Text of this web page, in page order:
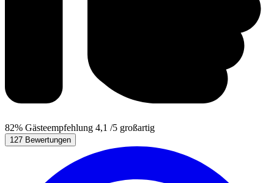
82% Gästeempfehlung 4,1 /5 großartig
127 Bewertungen